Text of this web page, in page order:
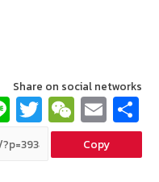
Share on social networks
Li
n
e
T
wi
tt
W
e
C
E
m
ai
Copy